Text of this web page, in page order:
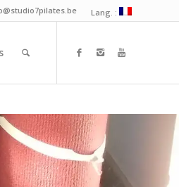
Lang. :